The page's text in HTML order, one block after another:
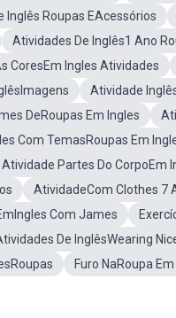
Inglês Roupas EAcessórios
Atividades De Inglês1 Ano
CoresEm Ingles Atividades
Atividade
DeRoupas Em Ingles
Com TemasRoupas Em
Atividade Partes Do CorpoEm
AtividadeCom Clothes 7
Com James
De InglêsWearing
Furo NaRoupa